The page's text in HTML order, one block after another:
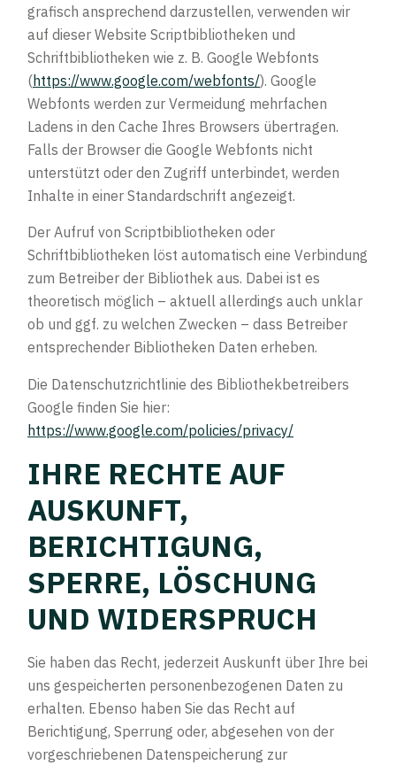
grafisch ansprechend darzustellen, verwenden wir
auf dieser Website Scriptbibliotheken und
Schriftbibliotheken wie z. B. Google Webfonts
(https://www.google.com/webfonts/). Google
Webfonts werden zur Vermeidung mehrfachen
Ladens in den Cache Ihres Browsers übertragen.
Falls der Browser die Google Webfonts nicht
unterstützt oder den Zugriff unterbindet, werden
Inhalte in einer Standardschrift angezeigt.
Der Aufruf von Scriptbibliotheken oder
Schriftbibliotheken löst automatisch eine Verbindung
zum Betreiber der Bibliothek aus. Dabei ist es
theoretisch möglich – aktuell allerdings auch unklar
ob und ggf. zu welchen Zwecken – dass Betreiber
entsprechender Bibliotheken Daten erheben.
Die Datenschutzrichtlinie des Bibliothekbetreibers
Google finden Sie hier:
https://www.google.com/policies/privacy/
IHRE RECHTE AUF
AUSKUNFT,
BERICHTIGUNG,
SPERRE, LÖSCHUNG
UND WIDERSPRUCH
Sie haben das Recht, jederzeit Auskunft über Ihre bei
uns gespeicherten personenbezogenen Daten zu
erhalten. Ebenso haben Sie das Recht auf
Berichtigung, Sperrung oder, abgesehen von der
vorgeschriebenen Datenspeicherung zur